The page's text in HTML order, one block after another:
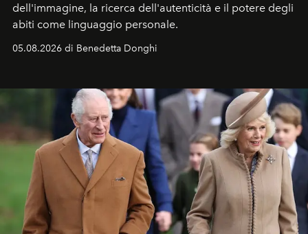
dell'immagine, la ricerca dell'autenticità e il potere degli
abiti come linguaggio personale.
05.08.2026 di Benedetta Donghi